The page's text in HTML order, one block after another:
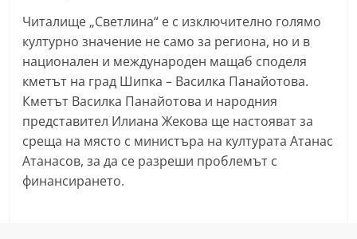
i
f
o
,
g
a
l
Читалище „Светлина“ е с изключително голямо
културно значение не само за региона, но и в
национален и международен мащаб споделя
кметът на град Шипка – Василка Панайотова.
Кметът Василка Панайотова и народния
представител Илиана Жекова ще настояват за
среща на място с министъра на културата Атанас
Атанасов, за да се разреши проблемът с
финансирането.